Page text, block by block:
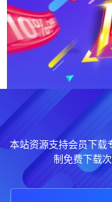
本站资源支持会员下载
制免费下载